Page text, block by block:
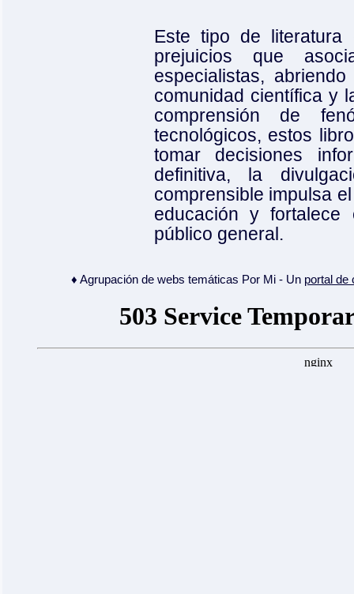
Este tipo de literatura
prejuicios que
especialistas,
comunidad científica y
comprensión de
tecnológicos, estos
tomar decisiones
definitiva, la
comprensible impulsa
educación y
público general.
♦ Agrupación de webs temáticas Por Mi - Un portal de